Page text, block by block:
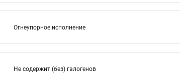
Огнеупорное исполнение
Не содержит (без) галогенов